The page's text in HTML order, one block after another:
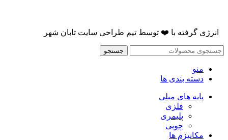
انرژی گرفته با ❤️ توسط تیم طراحی سایت تابان شهر
جستجو
منو
دسته بندی ها
پایه های مبلی
فلزی
پلیمری
چوبی
مکانیزم ها